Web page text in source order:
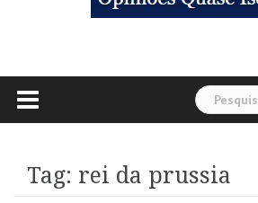
Pesquisar
por:
Tag: rei da prussia